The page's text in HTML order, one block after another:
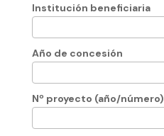
Institución beneficiaria
Año de concesión
Nº proyecto (año/número)